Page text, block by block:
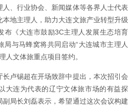
人、行业协会、新闻媒体等各界人士代表
本地主理人，助力大连文旅产业转型升级
布《大连市鼓励3C主理人发展生态培育
局与马蜂窝将共同启动“大连城市主理人
人文体旅重点项目签约。
卢锡超在开场致辞中提出，本次招引会
大连为代表的辽宁文体旅市场的有益探
局长刘磊表示，希望通过这次会议构建